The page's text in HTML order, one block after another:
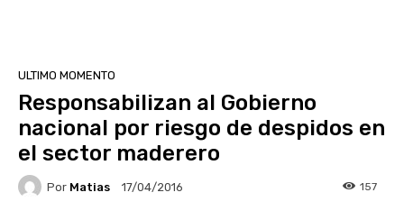
ULTIMO MOMENTO
Responsabilizan al Gobierno
nacional por riesgo de despidos en
el sector maderero
Por Matias 17/04/2016 157